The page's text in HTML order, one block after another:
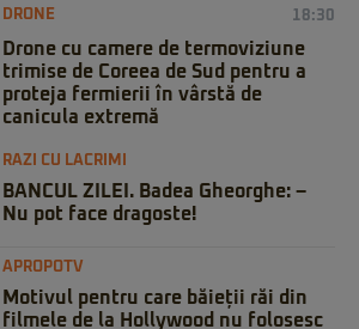
DRONE 18:30
Drone cu camere de termoviziune
trimise de Coreea de Sud pentru a
proteja fermierii în vârstă de
canicula extremă
RAZI CU LACRIMI
BANCUL ZILEI. Badea Gheorghe: –
Nu pot face dragoste!
APROPOTV
Motivul pentru care băieții răi din
filmele de la Hollywood nu folosesc